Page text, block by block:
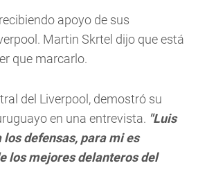
apoyo de sus
Martin Skrtel dijo que está
que marcarlo.
del Liverpool, demostró su
en una entrevista. "Luis
defensas, para mi es
los mejores delanteros del